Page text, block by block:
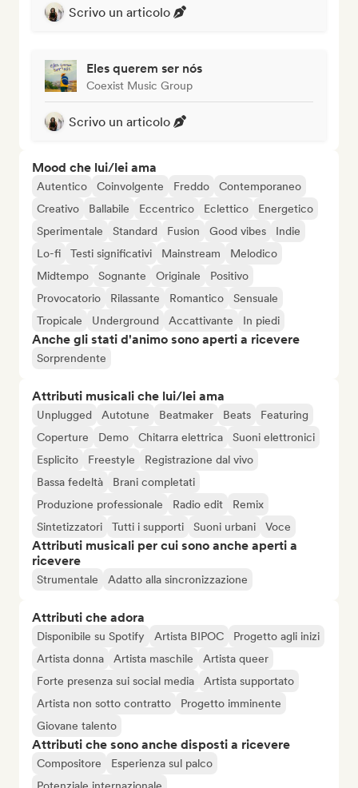
Scrivo un articolo
Eles querem ser nós
Coexist Music Group
Scrivo un articolo
Mood che lui/lei ama
Autentico Coinvolgente Freddo
Contemporaneo
Creativo
Ballabile Eccentrico Eclettico
Energetico
Sperimentale
Standard Fusion Good vibes
Indie
Lo-fi
Testi significativi Mainstream
Melodico
Midtempo
Sognante Originale
Positivo
Provocatorio
Rilassante Romantico
Sensuale
Tropicale
Underground Accattivante In piedi
Anche gli stati d'animo sono aperti a ricevere
Sorprendente
Attributi musicali che lui/lei ama
Unplugged Autotune Beatmaker Beats
Featuring
Coperture
Demo Chitarra elettrica
Suoni elettronici
Esplicito
Freestyle
Registrazione dal vivo
Bassa fedeltà
Brani completati
Produzione professionale
Radio edit
Remix
Sintetizzatori
Tutti i supporti Suoni urbani Voce
Attributi musicali per cui sono anche aperti a
ricevere
Strumentale Adatto alla sincronizzazione
Attributi che adora
Disponibile su Spotify Artista BIPOC
Progetto agli inizi
Artista donna
Artista maschile
Artista queer
Forte presenza sui social media
Artista supportato
Artista non sotto contratto
Progetto imminente
Giovane talento
Attributi che sono anche disposti a ricevere
Compositore
Esperienza sul palco